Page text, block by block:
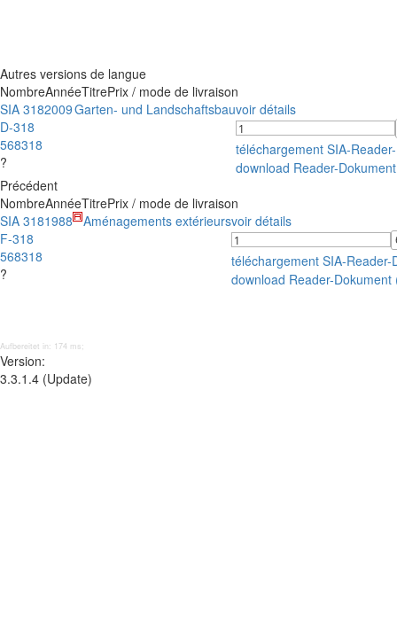
Autres versions de langue
NombreAnnéeTitrePrix / mode de livraison
SIA 318
D-318
568318
?
2009Garten- und Landschaftsbauvoir détails
téléchargement SIA-
download Reader-
Précédent
NombreAnnéeTitrePrix / mode de livraison
SIA 318
F-318
568318
?
1988 Aménagements extérieursvoir détails
téléchargement SIA-Reader-
download Reader-Dokument
Aufbereitet in: 174 ms;
Version:
3.3.1.4 (Update)